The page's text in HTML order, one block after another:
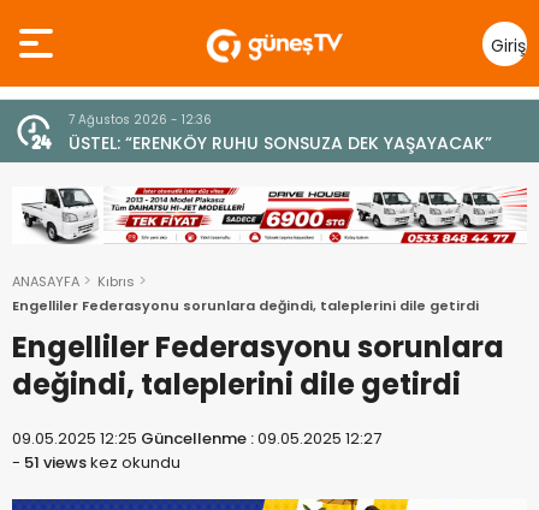
Giriş
Yap
7 Ağustos 2026 - 12:36
ÜSTEL: “ERENKÖY RUHU SONSUZA DEK YAŞAYACAK”
ANASAYFA
Kıbrıs
Engelliler Federasyonu sorunlara değindi, taleplerini dile getirdi
Engelliler Federasyonu sorunlara
değindi, taleplerini dile getirdi
09.05.2025 12:25 Güncellenme :09.05.2025 12:27
- 51 viewskez okundu